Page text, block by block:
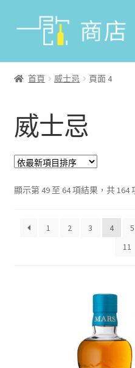
首頁
香檳/氣泡酒
威士忌
烈酒/利口酒/調酒
日本酒
首頁 威士忌 頁面 4
威士忌
顯示第 49 至 64 項結果，共 164
1 2 3 4 5
11